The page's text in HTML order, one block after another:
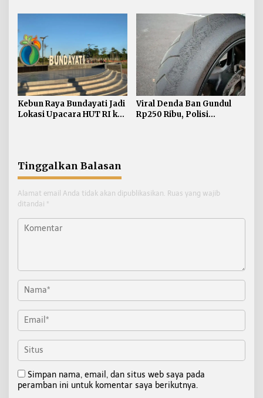
Persen segera
Didominasi Kasus Sabu
Kebun Raya Bundayati Jadi
Lokasi Upacara HUT RI ke-
Viral Denda Ban Gundul
Rp250 Ribu, Polisi
Tinggalkan Balasan
Alamat email Anda tidak akan dipublikasikan. Ruas yang wajib
ditandai *
Simpan nama, email, dan situs web saya pada
peramban ini untuk komentar saya berikutnya.